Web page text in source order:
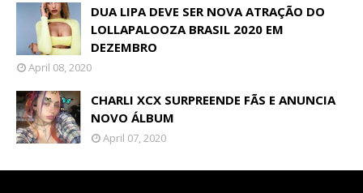
DUA LIPA DEVE SER NOVA ATRAÇÃO DO
LOLLAPALOOZA BRASIL 2020 EM
DEZEMBRO
April 08, 2020
CHARLI XCX SURPREENDE FÃS E ANUNCIA
NOVO ÁLBUM
April 07, 2020